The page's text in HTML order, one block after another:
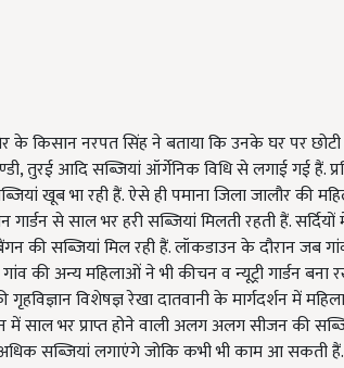
के किसान नरपत सिंह ने बताया कि उनके घर पर
तुरई आदि सब्जियां ऑर्गेनिक विधि से लगाई गई हैं.
खूब भा रही हैं. ऐसे ही पमाना जिला जालौर की
से साल भर हरी सब्जियां मिलती रहती हैं.
की सब्जियां मिल रही हैं. लॉकडाउन के दौरान जब
की अन्य महिलाओं ने भी कीचन व न्यूट्री गार्डन
गृहविज्ञान विशेषज्ञ रेखा दातवानी के मार्गदर्शन में
साल भर प्राप्त होने वाली अलग अलग सीजन की
सब्जियां लगाएंगे जोकि कभी भी काम आ सकती हैं.